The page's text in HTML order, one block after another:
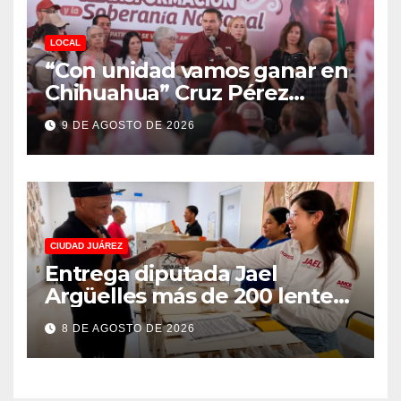
LOCAL
“Con unidad vamos ganar en
Chihuahua” Cruz Pérez
Cuéllar
9 DE AGOSTO DE 2026
CIUDAD JUÁREZ
Entrega diputada Jael
Argüelles más de 200 lentes
gratuitos en Puerto La Paz
8 DE AGOSTO DE 2026